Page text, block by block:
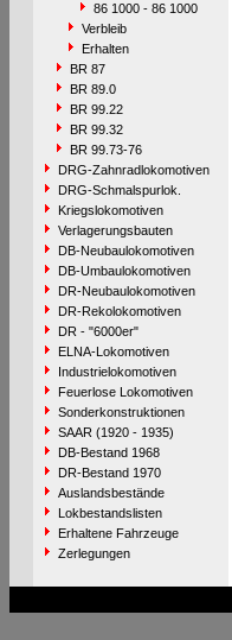
86 1000 - 86 1000
Verbleib
Erhalten
BR 87
BR 89.0
BR 99.22
BR 99.32
BR 99.73-76
DRG-Zahnradlokomotiven
DRG-Schmalspurlok.
Kriegslokomotiven
Verlagerungsbauten
DB-Neubaulokomotiven
DB-Umbaulokomotiven
DR-Neubaulokomotiven
DR-Rekolokomotiven
DR - "6000er"
ELNA-Lokomotiven
Industrielokomotiven
Feuerlose Lokomotiven
Sonderkonstruktionen
SAAR (1920 - 1935)
DB-Bestand 1968
DR-Bestand 1970
Auslandsbestände
Lokbestandslisten
Erhaltene Fahrzeuge
Zerlegungen